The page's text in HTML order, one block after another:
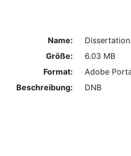
Name:
Größe:
6.03 MB
Format:
Adobe
Beschreibung:
DNB